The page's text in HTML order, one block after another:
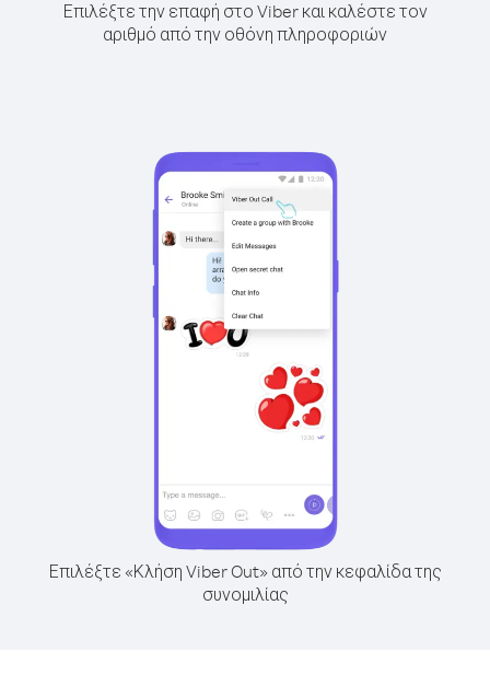
Επιλέξτε την επαφή στο Viber και καλέστε τον
αριθμό από την οθόνη πληροφοριών
Επιλέξτε «Κλήση Viber Out» από την κεφαλίδα της
συνομιλίας